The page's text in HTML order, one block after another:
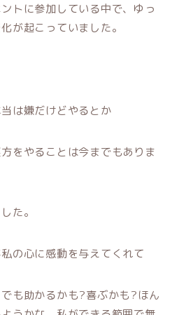
トに参加している中で、ゆっ
が起こっていました。
は嫌だけどやるとか
をやることは今までもありま
た。
の心に感動を与えてくれて
も助かるかも?喜ぶかも?ほん